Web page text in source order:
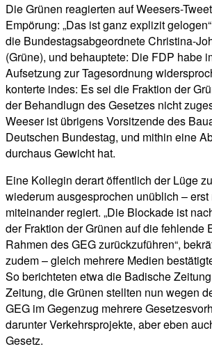
Die Grünen reagierten auf Weesers-
Empörung: „Das ist ganz explizit
die Bundestagsabgeordnete Christina-
(Grüne), und behauptete: Die FDP habe
Aufsetzung zur Tagesordnung
konterte indes: Es sei die Fraktion der
der Behandlugn des Gesetzes nicht
Weeser ist übrigens Vorsitzende des
Deutschen Bundestag, und mithin eine
durchaus Gewicht hat.
Eine Kollegin derart öffentlich der Lüge
wiederum ausgesprochen unüblich – erst
miteinander regiert. „Die Blockade ist
der Fraktion der Grünen auf die fehlende
Rahmen des GEG zurückzuführen“,
zudem – gleich mehrere Medien
So berichteten etwa die Badische
Zeitung, die Grünen stellten nun wegen
GEG im Gegenzug mehrere
darunter Verkehrsprojekte, aber eben
Gesetz.